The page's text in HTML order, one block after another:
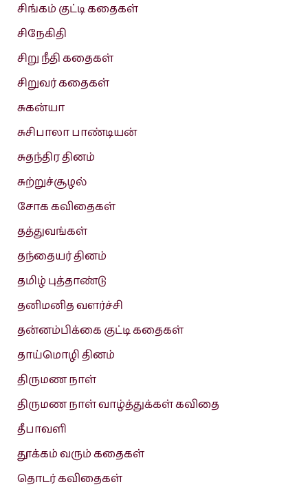
சிங்கம் குட்டி கதைகள்
சிநேகிதி
சிறு நீதி கதைகள்
சிறுவர் கதைகள்
சுகன்யா
சுசிபாலா பாண்டியன்
சுதந்திர தினம்
சுற்றுச்சூழல்
சோக கவிதைகள்
தத்துவங்கள்
தந்தையர் தினம்
தமிழ் புத்தாண்டு
தனிமனித வளர்ச்சி
தன்னம்பிக்கை குட்டி கதைகள்
தாய்மொழி தினம்
திருமண நாள்
திருமண நாள் வாழ்த்துக்கள் கவிதை
தீபாவளி
தூக்கம் வரும் கதைகள்
தொடர் கவிதைகள்